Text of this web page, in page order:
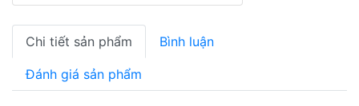
Chi tiết sản phẩm Bình luận
Đánh giá sản phẩm